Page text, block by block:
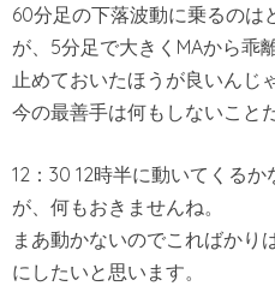
60分足の下落波動に乗るのは
が、5分足で大きくMAから乖
止めておいたほうが良いんじ
今の最善手は何もしないこと
12：30 12時半に動いてくる
が、何もおきませんね。
まあ動かないのでこればかり
にしたいと思います。